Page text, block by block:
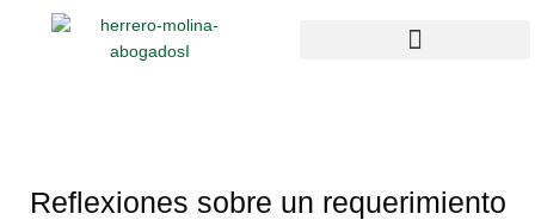
Reflexiones sobre un requerimiento